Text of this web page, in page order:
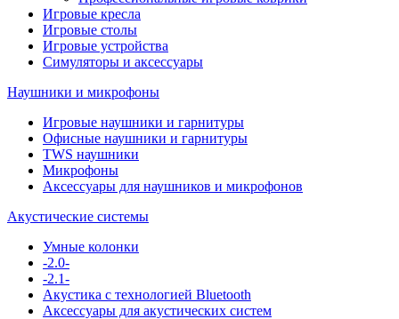
Игровые кресла
Игровые столы
Игровые устройства
Симуляторы и аксессуары
Наушники и микрофоны
Игровые наушники и гарнитуры
Офисные наушники и гарнитуры
TWS наушники
Микрофоны
Аксессуары для наушников и микрофонов
Акустические системы
Умные колонки
-2.0-
-2.1-
Акустика с технологией Bluetooth
Аксессуары для акустических систем